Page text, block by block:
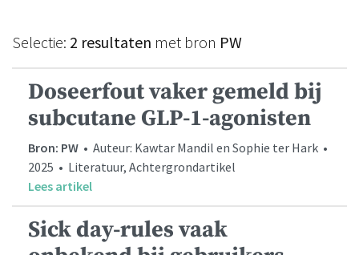
Selectie: 2 resultaten met bron PW
Doseerfout vaker gemeld bij
subcutane GLP-1-agonisten
Bron: PW • Auteur: Kawtar Mandil en Sophie ter Hark •
2025 • Literatuur, Achtergrondartikel
Lees artikel
Sick day-rules vaak